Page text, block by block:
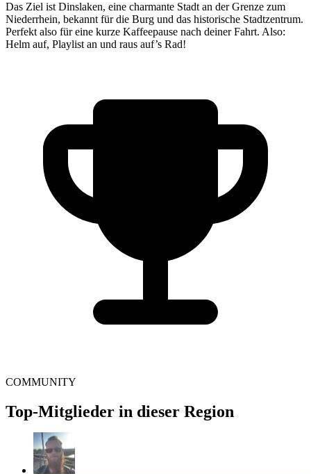
Das Ziel ist Dinslaken, eine charmante Stadt an der Grenze zum
Niederrhein, bekannt für die Burg und das historische Stadtzentrum.
Perfekt also für eine kurze Kaffeepause nach deiner Fahrt. Also:
Helm auf, Playlist an und raus auf’s Rad!
COMMUNITY
Top-Mitglieder in dieser Region